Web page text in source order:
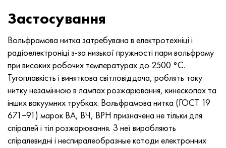
Застосування
Вольфрамова нитка затребувана в електротехніці і
радіоелектроніці з-за низької пружності пари вольфраму
при високих робочих температурах до 2500 °C.
Тугоплавкість і виняткова світловіддача, роблять таку
нитку незамінною в лампах розжарювання, кинескопах та
інших вакуумних трубках. Вольфрамова нитка (ГОСТ 19
671−91) марок ВА, ВЧ, ВРН призначена не тільки для
спіралей і тіл розжарювання. З неї виробляють
спіралевидні і неспиралеобразные катоди електронних